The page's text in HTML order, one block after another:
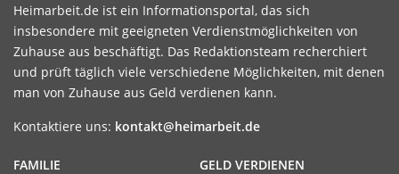
Heimarbeit.de ist ein Informationsportal, das sich
insbesondere mit geeigneten Verdienstmöglichkeiten von
Zuhause aus beschäftigt. Das Redaktionsteam recherchiert
und prüft täglich viele verschiedene Möglichkeiten, mit denen
man von Zuhause aus Geld verdienen kann.
Kontaktiere uns: kontakt@heimarbeit.de
GELD VERDIENEN
FAMILIE